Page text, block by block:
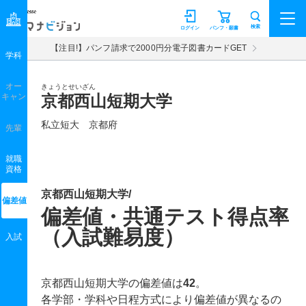
マナビジョン パンフ・願書
ログイン 検索
【注目!】パンフ請求で2000円分電子図書カードGET
きょうとせいざん
京都西山短期大学
私立短大 京都府
学科
オー
キャン
先輩
就職
資格
偏差値
入試
京都西山短期大学/
偏差値・共通テスト得点率
（入試難易度）
京都西山短期大学の偏差値は42。
各学部・学科や日程方式により偏差値が異なるの